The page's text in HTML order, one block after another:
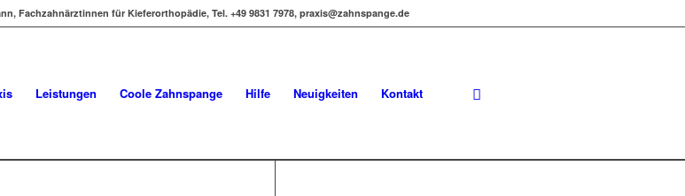
Fachzahnärztinnen für Kieferorthopädie, Tel. +49 9831 7978, praxis@zahnspange.de
Leistungen Coole Zahnspange Hilfe Neuigkeiten Kontakt